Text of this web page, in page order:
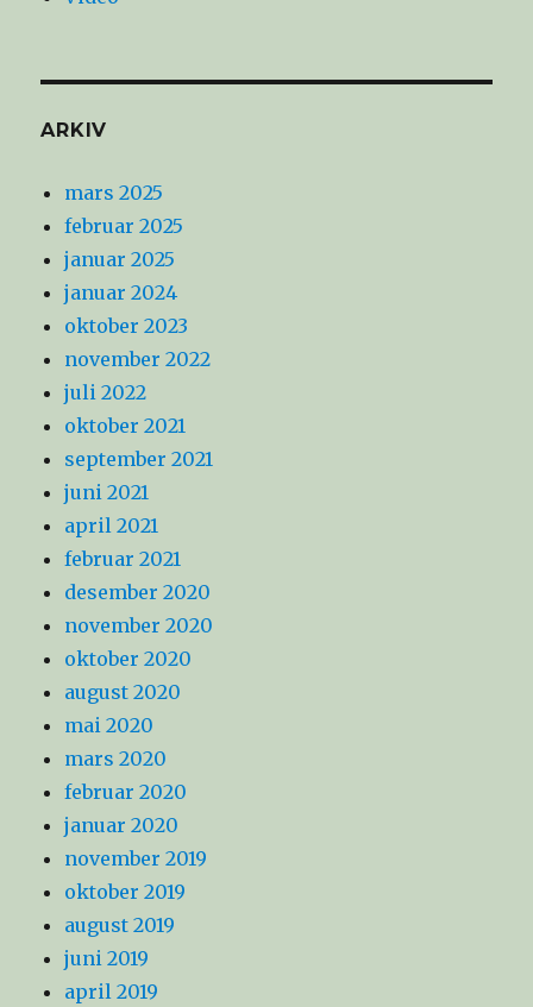
ARKIV
mars 2025
februar 2025
januar 2025
januar 2024
oktober 2023
november 2022
juli 2022
oktober 2021
september 2021
juni 2021
april 2021
februar 2021
desember 2020
november 2020
oktober 2020
august 2020
mai 2020
mars 2020
februar 2020
januar 2020
november 2019
oktober 2019
august 2019
juni 2019
april 2019